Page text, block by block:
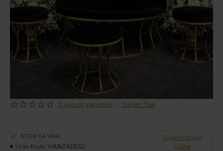
0 yorum yapılmış. - Yorum Yap
STOKTA VAR
Ürün Kodu: HANZADE02
Organizasyon
Outlet